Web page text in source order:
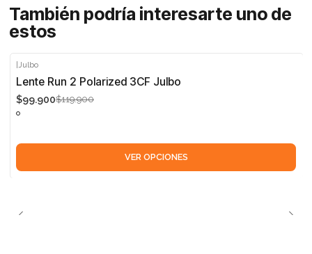
También podría interesarte uno de
estos
-17%
|Julbo
Lente Run 2 Polarized 3CF Julbo
$99.900$119.900
VER OPCIONES